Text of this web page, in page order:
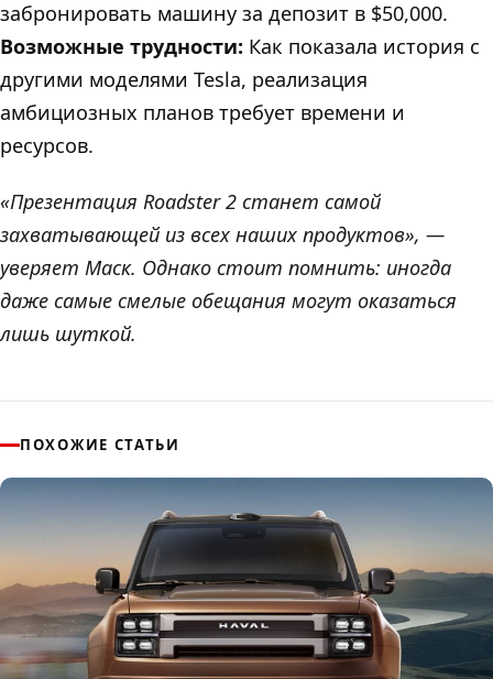
забронировать машину за депозит в $50,000.
Возможные трудности: Как показала история с
другими моделями Tesla, реализация
амбициозных планов требует времени и
ресурсов.
«Презентация Roadster 2 станет самой
захватывающей из всех наших продуктов», —
уверяет Маск. Однако стоит помнить: иногда
даже самые смелые обещания могут оказаться
лишь шуткой.
ПОХОЖИЕ СТАТЬИ